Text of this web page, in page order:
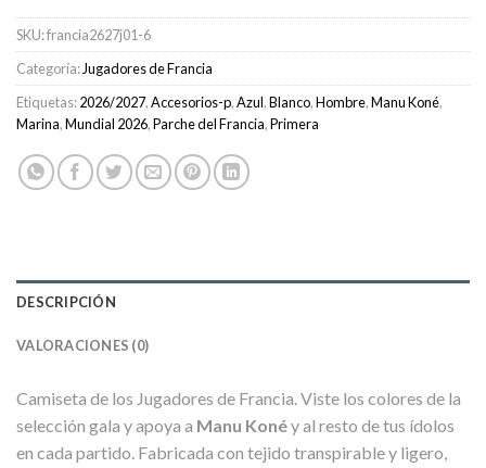
SKU:francia2627j01-6
Categoría:Jugadores de Francia
Etiquetas:2026/2027,Accesorios-p,Azul,Blanco,Hombre,Manu Koné,
Marina,Mundial 2026,Parche del Francia,Primera
DESCRIPCIÓN
VALORACIONES (0)
Camiseta de los Jugadores de Francia. Viste los colores de la
selección gala y apoya a Manu Konéy al resto de tus ídolos
en cada partido. Fabricada con tejido transpirable y ligero,